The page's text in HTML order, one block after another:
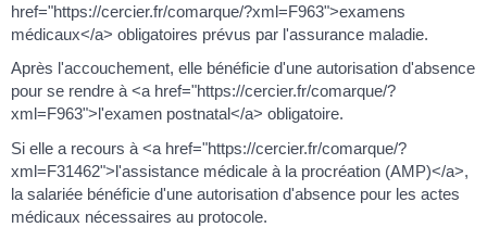
href="https://cercier.fr/comarque/?xml=F963">examens
médicaux</a> obligatoires prévus par l'assurance maladie.
Après l'accouchement, elle bénéficie d'une autorisation d'absence
pour se rendre à <a href="https://cercier.fr/comarque/?
xml=F963">l'examen postnatal</a> obligatoire.
Si elle a recours à <a href="https://cercier.fr/comarque/?
xml=F31462">l'assistance médicale à la procréation (AMP)</a>,
la salariée bénéficie d'une autorisation d'absence pour les actes
médicaux nécessaires au protocole.